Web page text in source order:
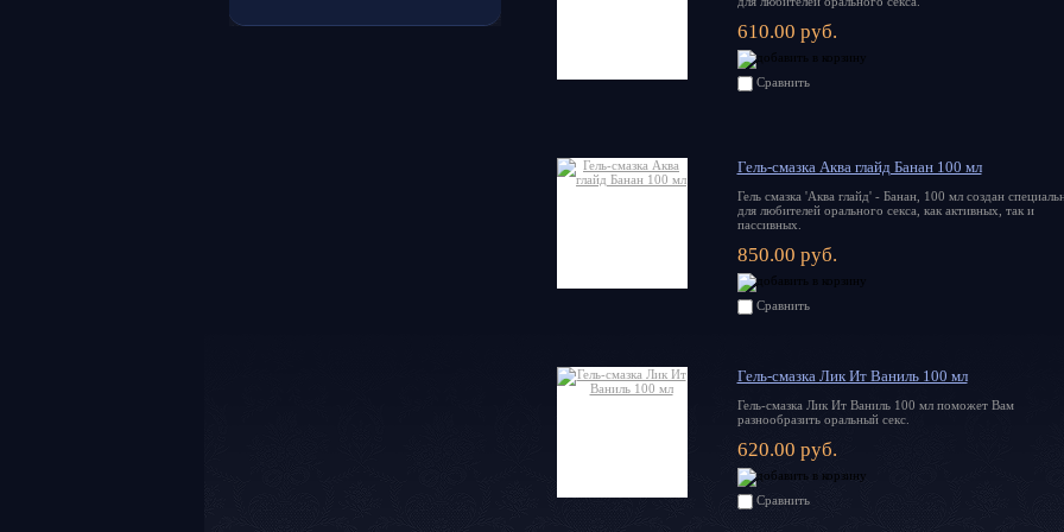
610.00 руб.
Сравнить
Гель-смазка Аква глайд Банан 100 мл
Гель смазка 'Аква глайд' - Банан, 100 мл создан
для любителей орального секса, как активных, так и
пассивных.
850.00 руб.
Сравнить
Гель-смазка Лик Ит Ваниль 100 мл
Гель-смазка Лик Ит Ваниль 100 мл поможет Вам
разнообразить оральный секс.
620.00 руб.
Сравнить